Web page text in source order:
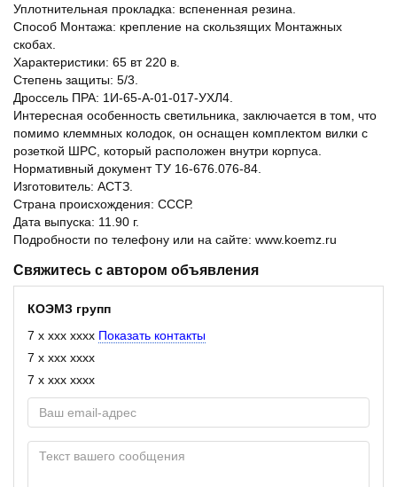
Уплотнительная прокладка: вспененная резина.
Способ Монтажа: крепление на скользящих Монтажных
скобах.
Характеристики: 65 вт 220 в.
Степень защиты: 5/3.
Дроссель ПРА: 1И-65-А-01-017-УХЛ4.
Интересная особенность светильника, заключается в том, что
помимо клеммных колодок, он оснащен комплектом вилки с
розеткой ШРС, который расположен внутри корпуса.
Нормативный документ ТУ 16-676.076-84.
Изготовитель: АСТЗ.
Страна происхождения: СССР.
Дата выпуска: 11.90 г.
Подробности по телефону или на сайте: www.koemz.ru
Свяжитесь с автором объявления
КОЭМЗ групп
7 x xxx xxxx Показать контакты
7 x xxx xxxx
7 x xxx xxxx